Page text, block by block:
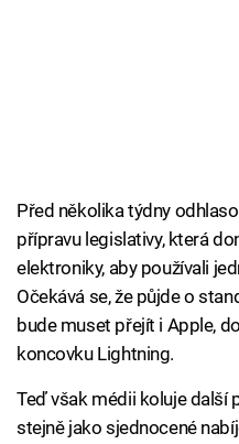
Před několika týdny
přípravu legislativy, která
elektroniky, aby používali
Očekává se, že půjde o
bude muset přejít i Apple,
koncovku Lightning.
Teď však médii koluje další
stejně jako sjednocené